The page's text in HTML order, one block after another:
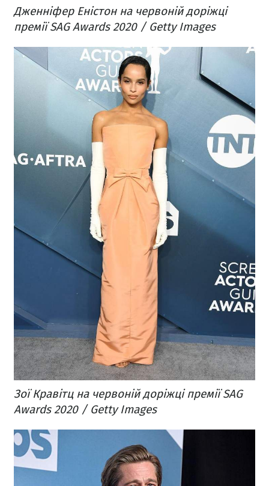
Дженніфер Еністон на червоній доріжці
премії SAG Awards 2020 / Getty Images
Зої Кравітц на червоній доріжці премії SAG
Awards 2020 / Getty Images